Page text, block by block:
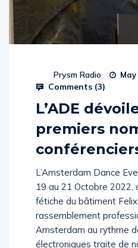
Prysm Radio
Comments (3)
L’ADE
premiers
L’Amsterdam Dance
19 au 21 Octobre 2022,
fétiche du bâtiment
rassemblement
Amsterdam au rythme
électroniques traite de